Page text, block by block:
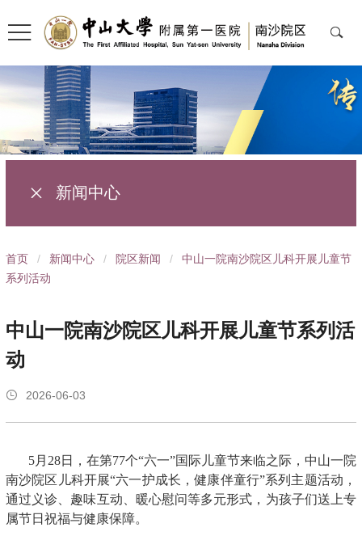
新闻中心
导
航
迹
首页 / 新闻中心 / 院区新闻 /
中山一院南沙院区儿科开展儿童节
系列活动
中山一院南沙院区儿科开展儿童节系列活
动
2026-06-03
5月28日，在第77个“六一”国际儿童节来临之际， 中山一院
南沙院区儿科开展“六一护成长，健康伴童行”系列主题活动，
通过义诊、趣味互动、暖心慰问等多元形式，为孩子们送上专
属节日祝福与健康保障。